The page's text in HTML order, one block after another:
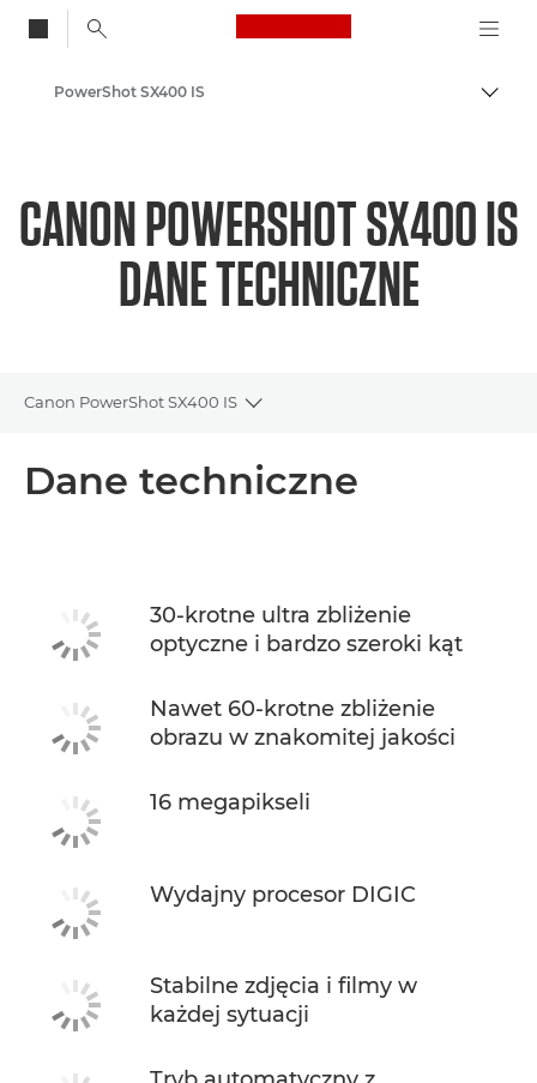
Canon Logo, back
PowerShot SX400 IS
CANON POWERSHOT SX400 IS
DANE TECHNICZNE
Canon PowerShot SX400 IS
Toggle breadcrumbs
Dane techniczne
30-krotne ultra zbliżenie
optyczne i bardzo szeroki kąt
Nawet 60-krotne zbliżenie
obrazu w znakomitej jakości
16 megapikseli
Wydajny procesor DIGIC
Stabilne zdjęcia i filmy w
każdej sytuacji